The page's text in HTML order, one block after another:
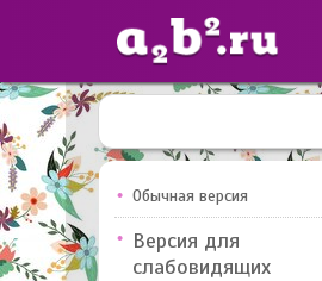
Сайты
педагогов
Добавлено — 10947
Обычная версия
Версия для
слабовидящих